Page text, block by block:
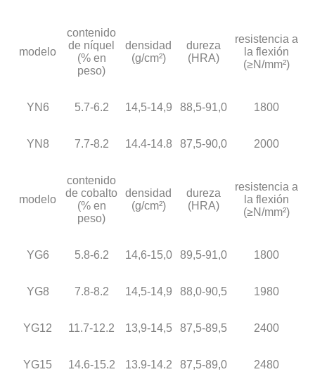
modelo
contenido
de níquel
(% en
peso)
densidad
(g/cm²)
dureza
(HRA)
resistencia a
la flexión
(≥N/mm²)
YN6 5.7-6.2 14,5-14,9 88,5-91,0 1800
YN8 7.7-8.2 14.4-14.8 87,5-90,0 2000
modelo
contenido
de cobalto
(% en
peso)
densidad
(g/cm²)
dureza
(HRA)
resistencia a
la flexión
(≥N/mm²)
YG6 5.8-6.2 14,6-15,0 89,5-91,0 1800
YG8 7.8-8.2 14,5-14,9 88,0-90,5 1980
YG12 11.7-12.2 13,9-14,5 87,5-89,5 2400
YG15 14.6-15.2 13.9-14.2 87,5-89,0 2480